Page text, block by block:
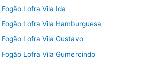
Lofra Vila Ida
Lofra Vila Hamburguesa
Lofra Vila Gustavo
Lofra Vila Gumercindo